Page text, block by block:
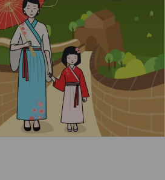
de "Las pirámides de Egipto"